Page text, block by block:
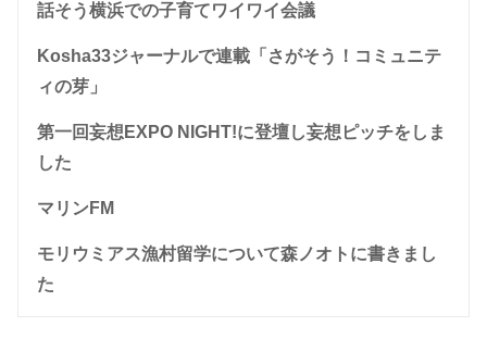
話そう横浜での子育てワイワイ会議
Kosha33ジャーナルで連載「さがそう！コミュニテ
ィの芽」
第一回妄想EXPO NIGHT!に登壇し妄想ピッチをしま
した
マリンFM
モリウミアス漁村留学について森ノオトに書きまし
た